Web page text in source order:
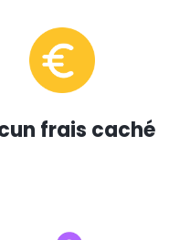
frais caché